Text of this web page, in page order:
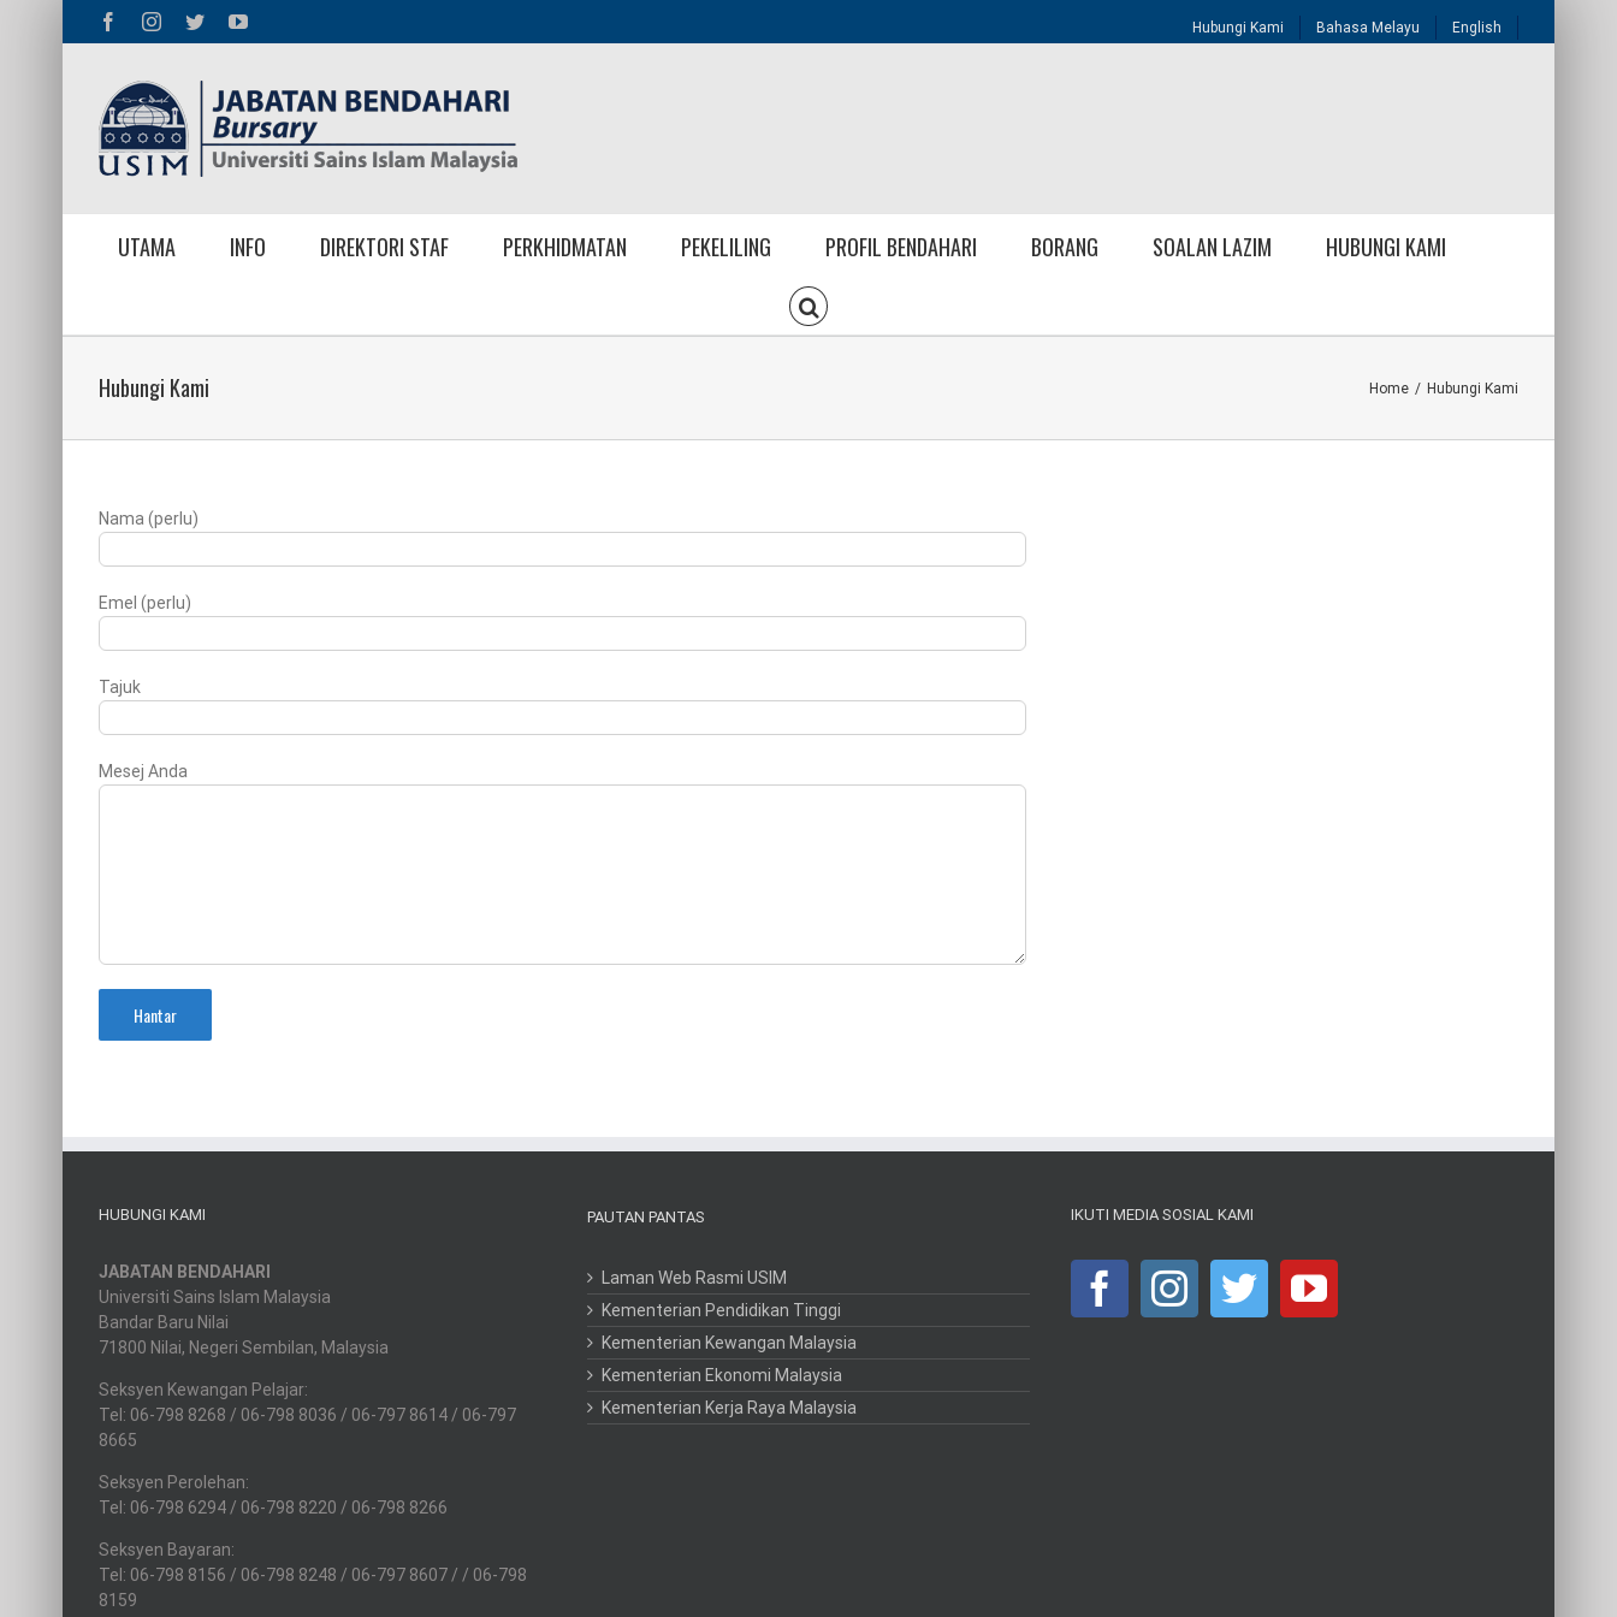
FacebookInstagram
TwitterYouTube Hubungi Kami Bahasa Melayu English
UTAMA INFO DIREKTORI STAF PERKHIDMATAN PEKELILING PROFIL BENDAHARI BORANG SOALAN LAZIM HUBUNGI KAMI
Hubungi Kami Home / Hubungi Kami
Nama (perlu)
Emel (perlu)
Tajuk
Mesej Anda
HUBUNGI KAMI
JABATAN BENDAHARI
Universiti Sains Islam Malaysia
Bandar Baru Nilai
71800 Nilai, Negeri Sembilan, Malaysia
Seksyen Kewangan Pelajar:
Tel: 06-798 8268 / 06-798 8036 / 06-797 8614 / 06-797
8665
Seksyen Perolehan:
Tel: 06-798 6294 / 06-798 8220 / 06-798 8266
Seksyen Bayaran:
Tel: 06-798 8156 / 06-798 8248 / 06-797 8607 / / 06-798
8159
PAUTAN PANTAS
Laman Web Rasmi USIM
Kementerian Pendidikan Tinggi
Kementerian Kewangan Malaysia
Kementerian Ekonomi Malaysia
Kementerian Kerja Raya Malaysia
IKUTI MEDIA SOSIAL KAMI